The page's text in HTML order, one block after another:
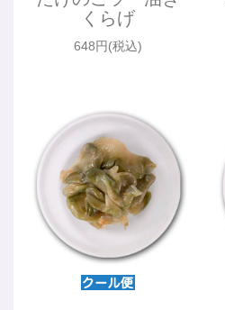
くらげ
648円(税込)